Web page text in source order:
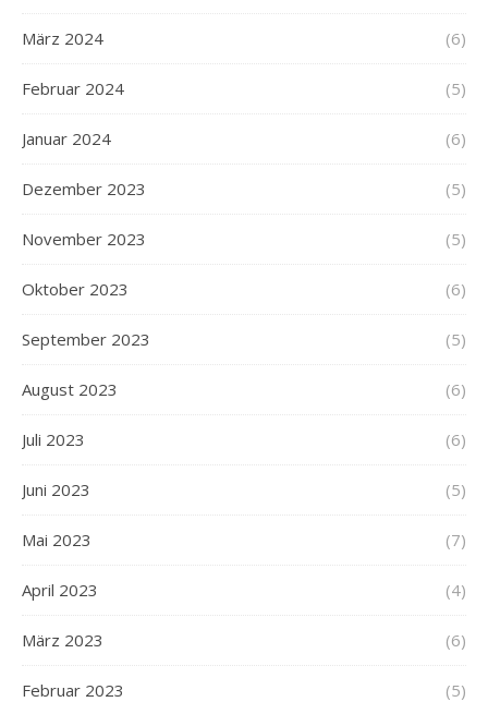
März 2024 (6)
Februar 2024 (5)
Januar 2024 (6)
Dezember 2023 (5)
November 2023 (5)
Oktober 2023 (6)
September 2023 (5)
August 2023 (6)
Juli 2023 (6)
Juni 2023 (5)
Mai 2023 (7)
April 2023 (4)
März 2023 (6)
Februar 2023 (5)